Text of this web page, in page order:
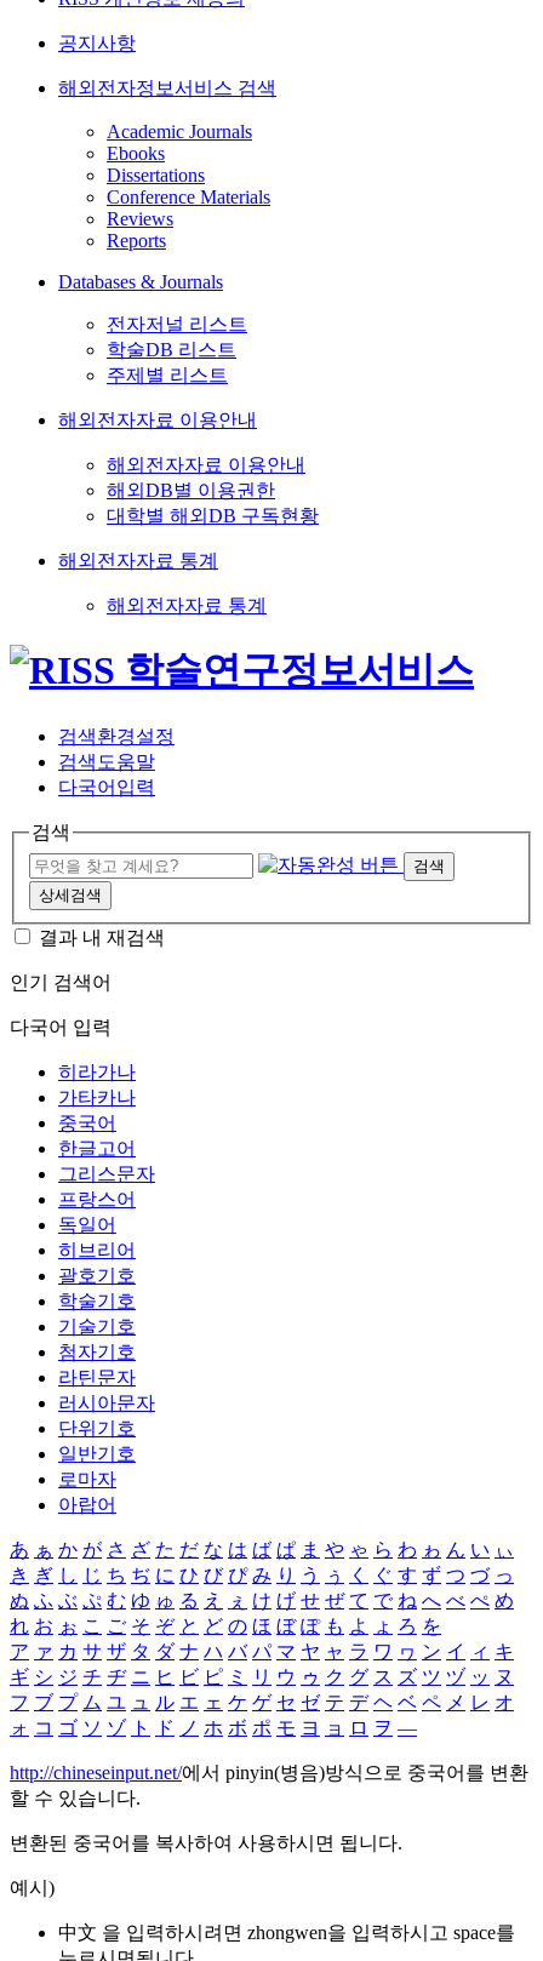
공지사항
해외전자정보서비스 검색
Academic Journals
Ebooks
Dissertations
Conference Materials
Reviews
Reports
Databases & Journals
전자저널 리스트
학술DB 리스트
주제별 리스트
해외전자자료 이용안내
해외전자자료 이용안내
해외DB별 이용권한
대학별 해외DB 구독현황
해외전자자료 통계
해외전자자료 통계
검색환경설정
검색도움말
다국어입력
검색
검색
상세검색
결과 내 재검색
인기 검색어
다국어 입력
히라가나
가타카나
중국어
한글고어
그리스문자
프랑스어
독일어
히브리어
괄호기호
학술기호
기술기호
첨자기호
라틴문자
러시아문자
단위기호
일반기호
로마자
아랍어
あ ぁ か が さ ざ た だ な は ば ぱ ま や ゃ ら わ ゎ ん い ぃ
き ぎ し じ ち ぢ に ひ び ぴ み り う ぅ く ぐ す ず つ づ っ
ぬ ふ ぶ ぷ む ゆ ゅ る え ぇ け げ せ ぜ て で ね へ べ ぺ め
れ お ぉ こ ご そ ぞ と ど の ほ ぼ ぽ も よ ょ ろ を
ア ァ カ サ ザ タ ダ ナ ハ バ パ マ ヤ ャ ラ ワ ヮ ン イ ィ キ
ギ シ ジ チ ヂ ニ ヒ ビ ピ ミ リ ウ ゥ ク グ ス ズ ツ ヅ ッ ヌ
フ ブ プ ム ユ ュ ル エ ェ ケ ゲ セ ゼ テ デ ヘ ベ ペ メ レ オ
ォ コ ゴ ソ ゾ ト ド ノ ホ ボ ポ モ ヨ ョ ロ ヲ ―
http://chineseinput.net/에서 pinyin(병음)방식으로 중국어를 변환
할 수 있습니다.
변환된 중국어를 복사하여 사용하시면 됩니다.
예시)
中文 을 입력하시려면 zhongwen을 입력하시고 space를